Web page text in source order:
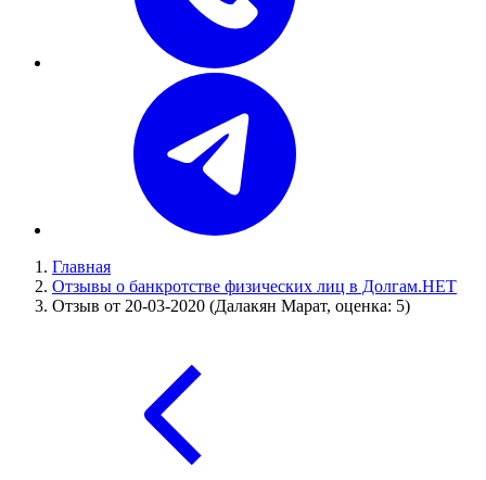
Главная
Отзывы о банкротстве физических лиц в Долгам.НЕТ
Отзыв от 20-03-2020 (Далакян Марат, оценка: 5)